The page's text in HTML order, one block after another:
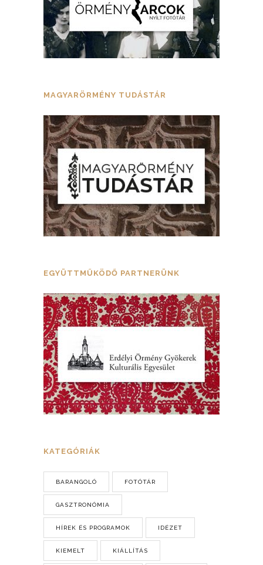
MAGYARÖRMÉNY TUDÁSTÁR
EGYÜTTMŰKÖDŐ PARTNERÜNK
KATEGÓRIÁK
BARANGOLÓ FOTÓTÁR
GASZTRONÓMIA
HÍREK ÉS PROGRAMOK IDÉZET
KIEMELT KIÁLLÍTÁS